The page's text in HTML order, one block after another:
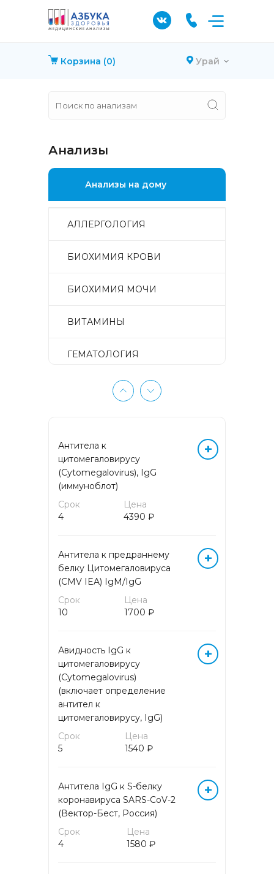
Корзина (0) Урай
Анализы
Анализы на дому
АЛЛЕРГОЛОГИЯ
БИОХИМИЯ КРОВИ
БИОХИМИЯ МОЧИ
ВИТАМИНЫ
ГЕМАТОЛОГИЯ
ГЕМОСТАЗ
ГИСТОЛОГИЧЕСКИЕ
ИССЛЕДОВАНИЯ
ГИСТОЛОГИЧЕСКИЕ
ИССЛЕДОВАНИЯ
ГОРМОНЫ БИОЛОГИЧЕСКИХ
ЖИДКОСТЕЙ
ГОРМОНЫ КРОВИ
ЖИДКОСТНАЯ ЦИТОЛОГИЯ
ЖИРНЫЕ КИСЛОТЫ
ИЗОСЕРОЛОГИЯ
ИММУНОЛОГИЧЕСКИЕ
ИССЛЕДОВАНИЯ
Антитела к
цитомегаловирусу
(Cytomegalovirus), IgG
(иммуноблот)
Срок
4
Цена
4390 ₽
+
Антитела к предраннему
белку Цитомегаловируса
(CMV IEA) IgM/IgG
Срок
10
Цена
1700 ₽
+
Авидность IgG к
цитомегаловирусу
(Cytomegalovirus)
(включает определение
антител к
цитомегаловирусу, IgG)
Срок
5
Цена
1540 ₽
+
Антитела IgG к S-белку
коронавируса SARS-CоV-2
(Вектор-Бест, Россия)
Срок
4
Цена
1580 ₽
+